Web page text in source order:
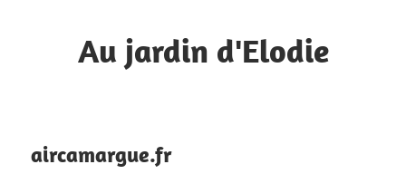
contentAu jardin d'Elodie
votre
aircamargue.fr